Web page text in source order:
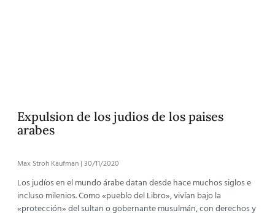
Expulsion de los judios de los paises
arabes
Max Stroh Kaufman 30/11/2020
Los judíos en el mundo árabe datan desde hace muchos siglos e
incluso milenios. Como «pueblo del Libro», vivían bajo la
«protección» del sultan o gobernante musulmán, con derechos y